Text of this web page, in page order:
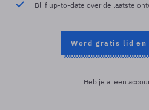
Blijf up-to-date over de laatste
Word gratis lid en
Heb je al een